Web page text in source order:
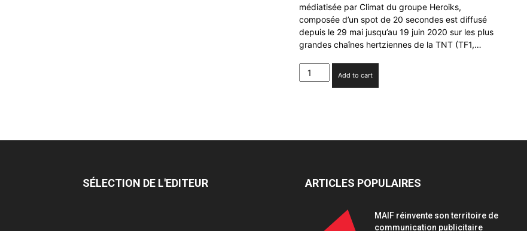
médiatisée par Climat du groupe Heroiks,
composée d’un spot de 20 secondes est diffusé
depuis le 29 mai jusqu’au 19 juin 2020 sur les plus
grandes chaînes hertziennes de la TNT (TF1,…
Manutan
confie
Add to cart
SÉLECTION DE L'EDITEUR ARTICLES POPULAIRES
MAIF réinvente son territoire de
communication publicitaire